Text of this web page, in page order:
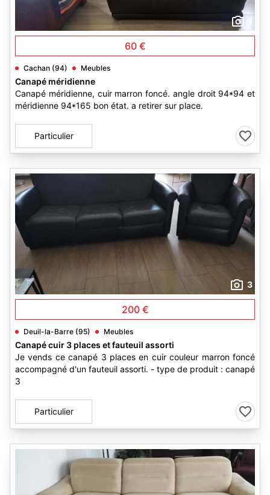
60 €
Cachan (94) Meubles
Canapé méridienne
Canapé méridienne, cuir marron foncé. angle droit 94*94 et
méridienne 94*165 bon état. a retirer sur place.
Particulier
3
200 €
Deuil-la-Barre (95) Meubles
Canapé cuir 3 places et fauteuil assorti
Je vends ce canapé 3 places en cuir couleur marron foncé
accompagné d'un fauteuil assorti. - type de produit : canapé
3
Particulier